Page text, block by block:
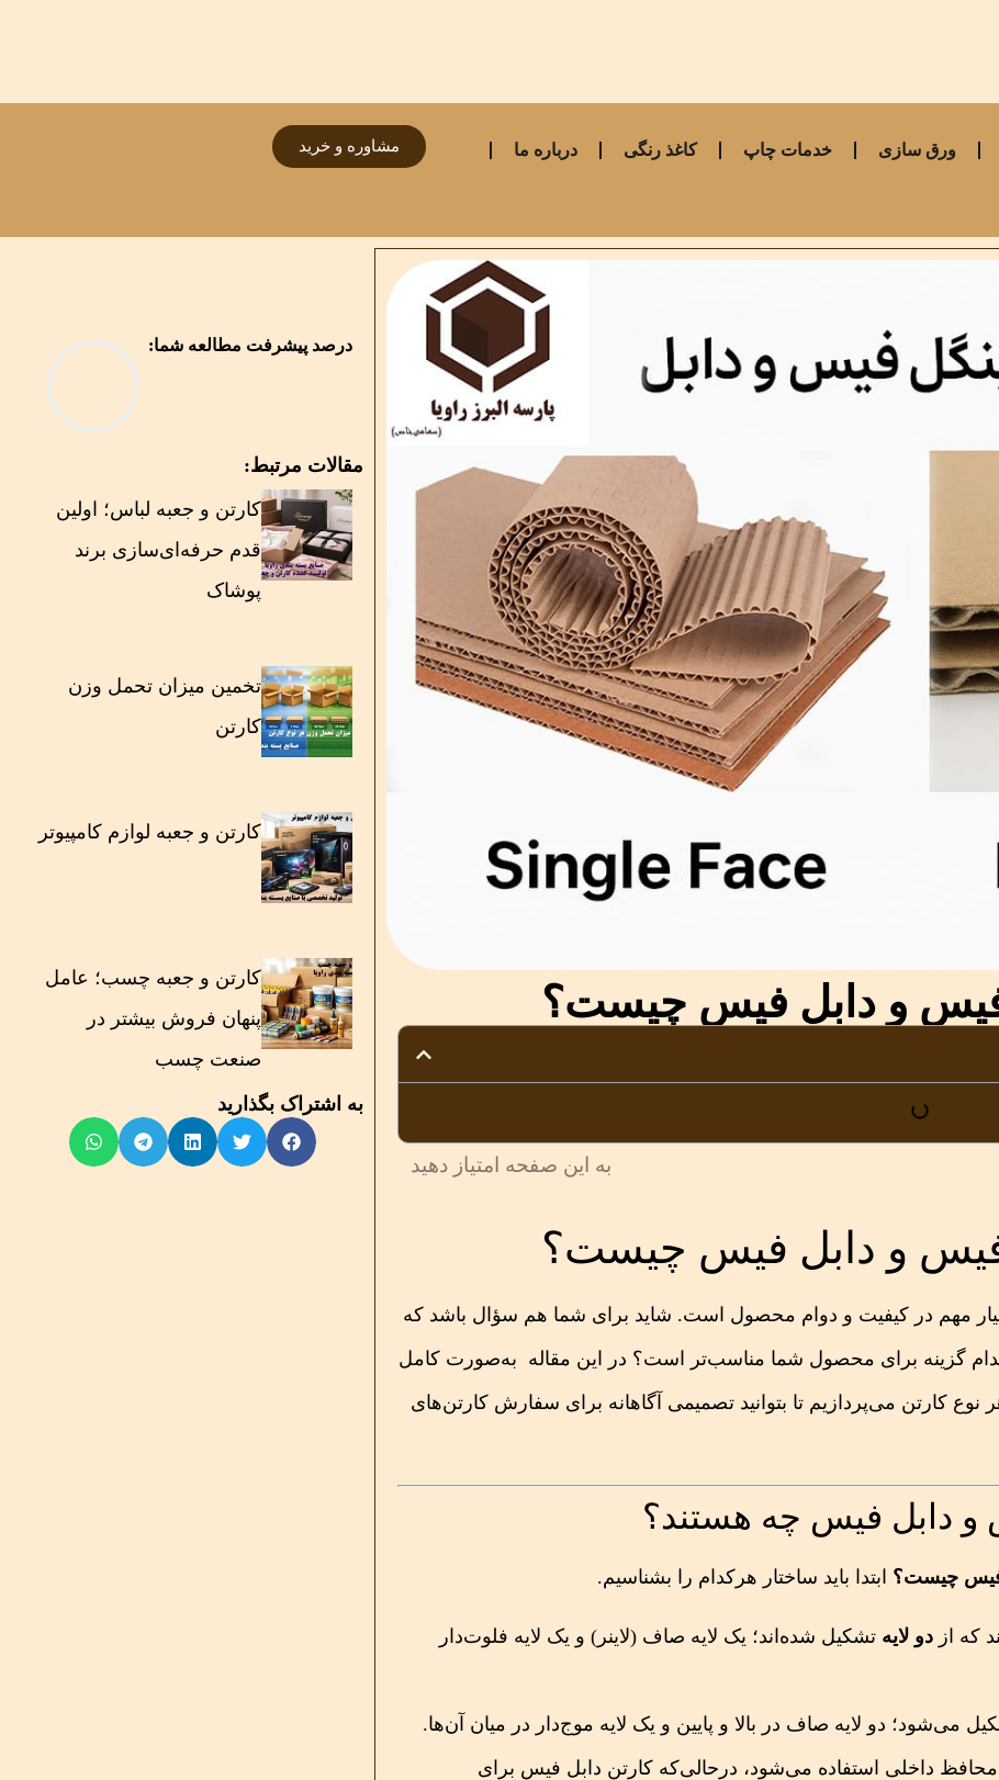
ورق سازی خدمات چاپ کاغذ رنگی درباره ما مشاوره و خرید
فیس و دابل فیس چیست؟
به این صفحه امتیاز دهید
فیس و دابل فیس چیست؟
مهم در کیفیت و دوام محصول است. شاید برای شما هم سؤال باشد که
گزینه برای محصول شما مناسب‌تر است؟ در این مقاله به‌صورت کامل
کارتن می‌پردازیم تا بتوانید تصمیمی آگاهانه برای سفارش کارتن‌های
دابل فیس چه هستند؟
فیس چیست؟ ابتدا باید ساختار هرکدام را بشناسیم.
که از دو لایه تشکیل شده‌اند؛ یک لایه صاف (لاینر) و یک لایه فلوت‌دار
می‌شود؛ دو لایه صاف در بالا و پایین و یک لایه موج‌دار در میان آن‌ها.
داخلی استفاده می‌شود، درحالی‌که کارتن دابل فیس برای
درصد پیشرفت مطالعه شما:
مقالات مرتبط:
کارتن و جعبه لباس؛ اولین
قدم حرفه‌ای‌سازی برند
پوشاک
تخمین میزان تحمل وزن
کارتن
کارتن و جعبه لوازم کامپیوتر
کارتن و جعبه چسب؛ عامل
پنهان فروش بیشتر در
صنعت چسب
به اشتراک بگذارید